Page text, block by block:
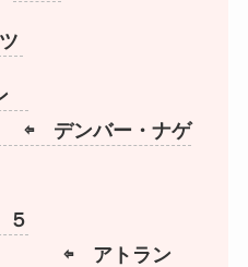
ー・ナゲ
ラン